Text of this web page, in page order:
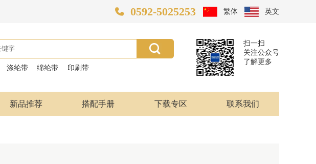
0592-5025253 繁体 英文
涤纶带 绵纶带 印刷带
扫一扫
关注公众号
了解更多
新品推荐 搭配手册 下载专区 联系我们